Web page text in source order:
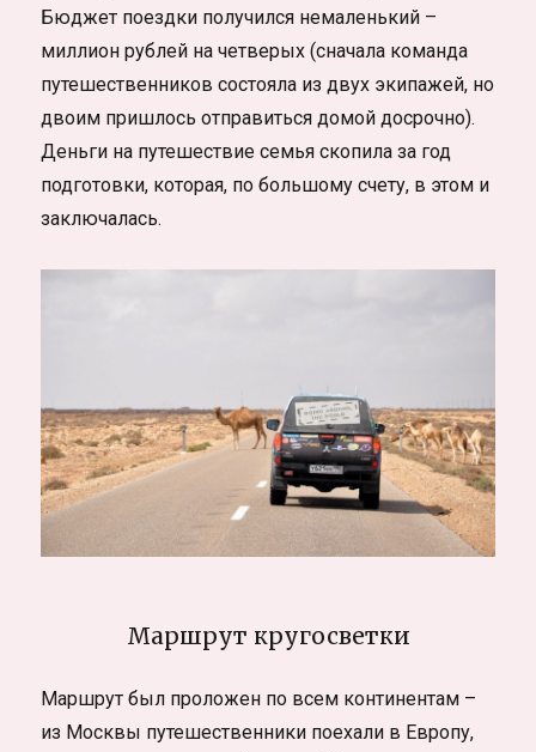
Бюджет поездки получился немаленький –
миллион рублей на четверых (сначала команда
путешественников состояла из двух экипажей, но
двоим пришлось отправиться домой досрочно).
Деньги на путешествие семья скопила за год
подготовки, которая, по большому счету, в этом и
заключалась.
Маршрут кругосветки
Маршрут был проложен по всем континентам –
из Москвы путешественники поехали в Европу,